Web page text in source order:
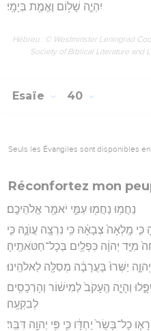
יִהְיֶ֛ה שָׁל֥וֹם וֶאֱמֶ֖ת בְּיָמָֽי׃
Hébreu : © Westminster Leningrad
Society of Biblical Literature and
Esaïe 40
Seuls les Évangiles sont disponibles
Réconfortez mon
נַחֲמ֥וּ נַחֲמ֖וּ עַמִּ֑י יֹאמַ֖ר אֱלֹהֵיכֶֽם׃
כִּ֤י מָֽלְאָה֙ צְבָאָ֔הּ כִּ֥י נִרְצָ֖ה עֲוֺנָ֑הּ כִּ֤י
מִיַּ֣ד יְהוָ֔ה כִּפְלַ֖יִם בְּכָל־חַטֹּאתֶֽיהָ׃
יַשְּׁרוּ֙ בָּעֲרָבָ֔ה מְסִלָּ֖ה לֵאלֹהֵֽינוּ׃
וְהָיָ֤ה הֶֽעָקֹב֙ לְמִישׁ֔וֹר וְהָרְכָסִ֖ים
לְבִקְעָֽה׃
כָל־בָּשָׂר֙ יַחְדָּ֔ו כִּ֛י פִּ֥י יְהוָ֖ה דִּבֵּֽר׃